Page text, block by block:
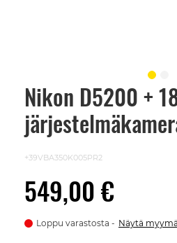
Nikon D5200 +
+39VBA350K005PR2
549,00 €
Loppu varastosta Näytä
Skip
beginning
images